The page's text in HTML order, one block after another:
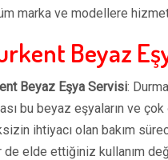
marka ve modellere
Beyaz
Beyaz Eşya Servisi:
bu beyaz eşyaların ve
ihtiyacı olan bakım
de elde ettiğiniz kullanım